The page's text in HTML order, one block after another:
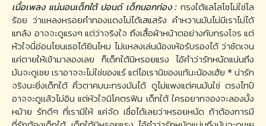
เนื้อเพลง แน่นอนเด็กใต้ ปอนด์ เด็กนอกท่อง : ทรงใต้แลโลโซไม่ใช่โล
ร้อย ว่าเเหลงหรอยคำทองเเดงไม่ได้เสแสร้ง คำหวานมันไม่มีเราไม่ได้
แกล้ง อาจจะดูแรงๆ แต่ว่าจริงใจ ถึงเสื้อผ้าหน้าตอย่างกับทรงโจร แต่
หัวใจนี่อ่อนโยนเธอได้ยินไหม ไม่เเหลงเล่นน้องเห้อรับรองได้ ว่าชัดเจน
แค่ตายให้เข้ามาลองเลย ก็เด็กใต้นิหรอยแรง ไอ้คำว่ารักหนัดแน่นถึง
มันจะดูเชย เราอาจจะไม่ใช่ของแร์ แต่ไอเรานิของเเท้นะน้องเฮ้ย * น่ารัก
จริงนะยิ่งเด็กใต้ คิ้วตาคมนะทรงมันได้ ดูไม่แพงแต่คนมันใช่ ตรงไทป์
อาจจะดูเเล้วไม่อิน แต่หัวใจนิโคตรฟิน เด็กใต้ ใครอยากจองจะลองมั้ง
หม้าย รักดีๆ ที่เรามีให้ แค่จัด เชื่อได้เลยว่าหรอยหนัด ถ้าต้องการมี